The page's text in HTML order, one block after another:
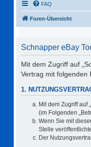
FAQ
Foren-Übersicht
Schnapper eBay
Mit dem Zugriff auf
Vertrag mit folgenden
1.
Mit dem Zugriff auf
(im Folgenden
Wenn Sie mit
Stelle
Der